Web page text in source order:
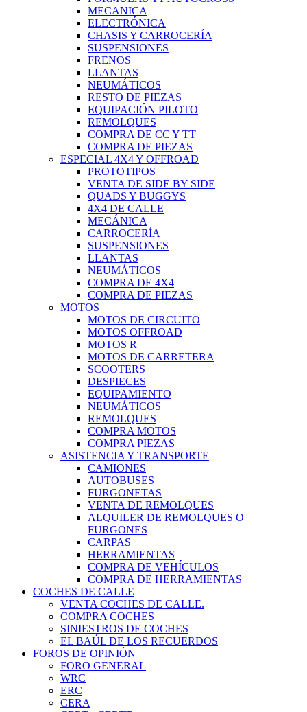
MECANICA
ELECTRÓNICA
CHASIS Y CARROCERÍA
SUSPENSIONES
FRENOS
LLANTAS
NEUMÁTICOS
RESTO DE PIEZAS
EQUIPACIÓN PILOTO
REMOLQUES
COMPRA DE CC Y TT
COMPRA DE PIEZAS
ESPECIAL 4X4 Y OFFROAD
PROTOTIPOS
VENTA DE SIDE BY SIDE
QUADS Y BUGGYS
4X4 DE CALLE
MECÁNICA
CARROCERÍA
SUSPENSIONES
LLANTAS
NEUMÁTICOS
COMPRA DE 4X4
COMPRA DE PIEZAS
MOTOS
MOTOS DE CIRCUITO
MOTOS OFFROAD
MOTOS R
MOTOS DE CARRETERA
SCOOTERS
DESPIECES
EQUIPAMIENTO
NEUMÁTICOS
REMOLQUES
COMPRA MOTOS
COMPRA PIEZAS
ASISTENCIA Y TRANSPORTE
CAMIONES
AUTOBUSES
FURGONETAS
VENTA DE REMOLQUES
ALQUILER DE REMOLQUES O
FURGONES
CARPAS
HERRAMIENTAS
COMPRA DE VEHÍCULOS
COMPRA DE HERRAMIENTAS
COCHES DE CALLE
VENTA COCHES DE CALLE.
COMPRA COCHES
SINIESTROS DE COCHES
EL BAÚL DE LOS RECUERDOS
FOROS DE OPINIÓN
FORO GENERAL
WRC
ERC
CERA